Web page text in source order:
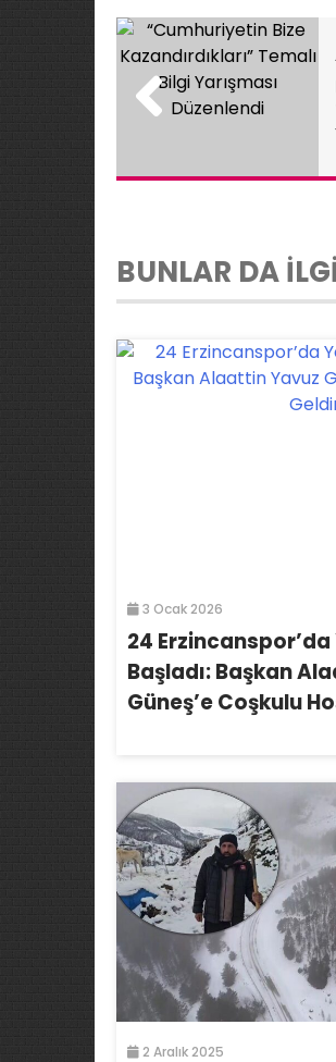
BUNLAR DA
3 Ocak 2026
24
Başladı: Başkan
Güneş’e Coşkulu
2 Aralık 2025